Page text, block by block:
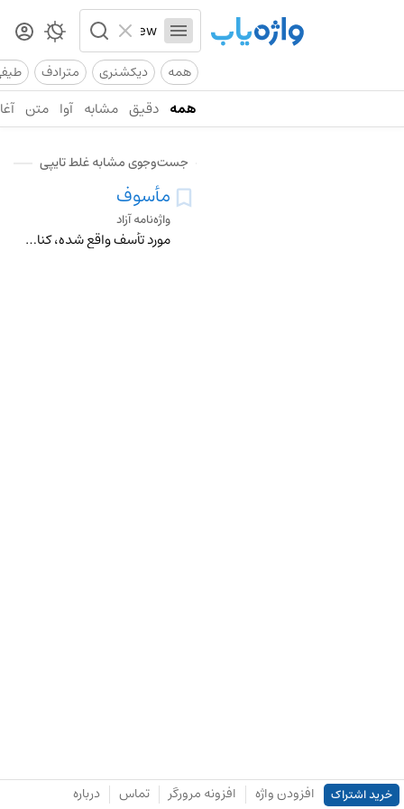
همه دیکشنری مترادف
همه دقیق مشابه آوا متن
جست‌وجوی مشابه غلط تایپی
مأسوف
واژه‌نامه آزاد
مورد تأسف واقع شده، کنایه از شخص عزیز درگذشته و وفات یافته.
خرید اشتراک افزودن واژه افزونه مرورگر تماس درباره